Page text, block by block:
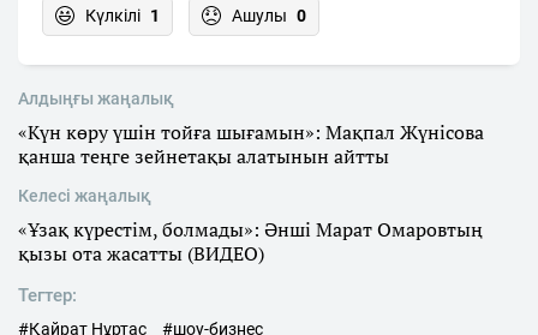
Күлкілі 1 Ашулы 0
Алдыңғы жаңалық
«Күн көру үшін тойға шығамын»: Мақпал Жүнісова
қанша теңге зейнетақы алатынын айтты
Келесі жаңалық
«Ұзақ күрестім, болмады»: Әнші Марат Омаровтың
қызы ота жасатты (ВИДЕО)
Тегтер:
#Қайрат Нұртас #шоу-бизнес